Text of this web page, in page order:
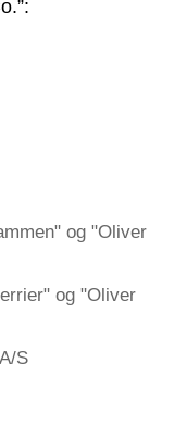
og "Oliver
og "Oliver
S